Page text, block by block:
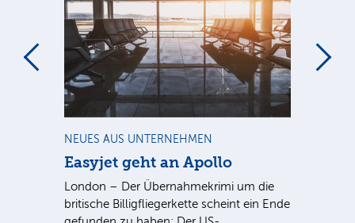
NEUES AUS UNTERNEHMEN
Easyjet geht an Apollo
London – Der Übernahmekrimi um die
britische Billigfliegerkette scheint ein Ende